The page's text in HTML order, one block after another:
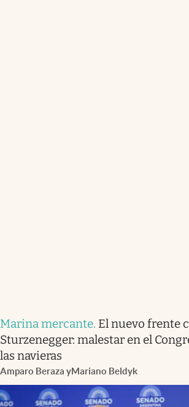
Marina mercante. El nuevo frente
Sturzenegger: malestar en el
las navieras
Amparo Beraza yMariano Beldyk